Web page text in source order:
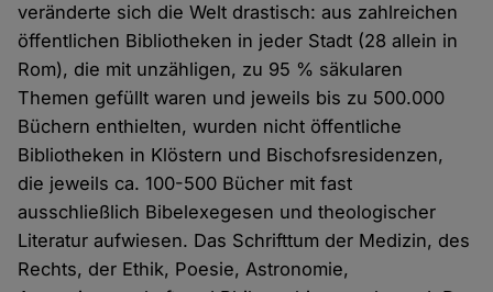
veränderte sich die Welt drastisch: aus zahlreichen
öffentlichen Bibliotheken in jeder Stadt (28 allein in
Rom), die mit unzähligen, zu 95 % säkularen
Themen gefüllt waren und jeweils bis zu 500.000
Büchern enthielten, wurden nicht öffentliche
Bibliotheken in Klöstern und Bischofsresidenzen,
die jeweils ca. 100-500 Bücher mit fast
ausschließlich Bibelexegesen und theologischer
Literatur aufwiesen. Das Schrifttum der Medizin, des
Rechts, der Ethik, Poesie, Astronomie,